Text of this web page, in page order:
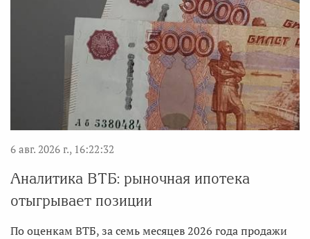
6 авг. 2026 г., 16:22:32
Аналитика ВТБ: рыночная ипотека
отыгрывает позиции
По оценкам ВТБ, за семь месяцев 2026 года продажи